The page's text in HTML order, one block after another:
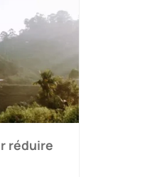
réduire